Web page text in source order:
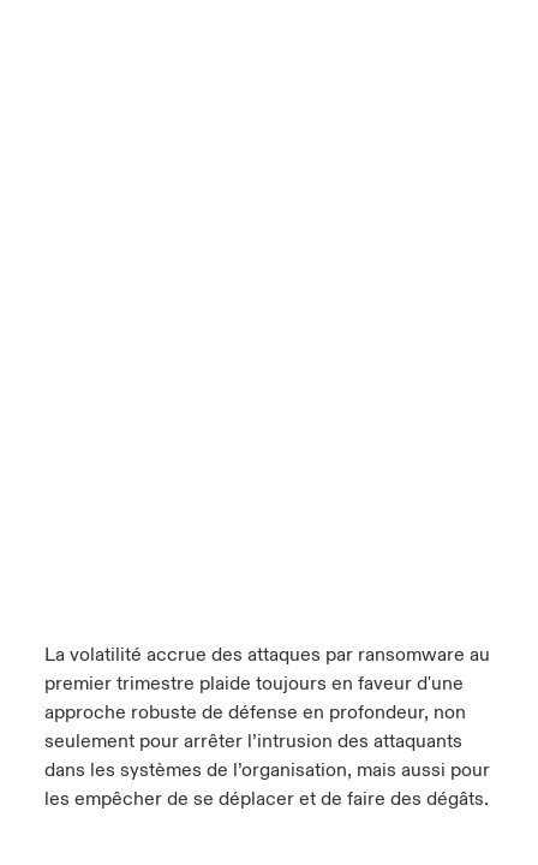
La volatilité accrue des attaques par ransomware au
premier trimestre plaide toujours en faveur d'une
approche robuste de défense en profondeur, non
seulement pour arrêter l’intrusion des attaquants
dans les systèmes de l’organisation, mais aussi pour
les empêcher de se déplacer et de faire des dégâts.